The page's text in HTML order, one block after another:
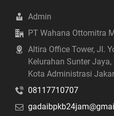
Admin
PT Wahana Ottomitra
Altira Office Tower, Jl.
Kelurahan Sunter
Kota Administrasi
08117710707